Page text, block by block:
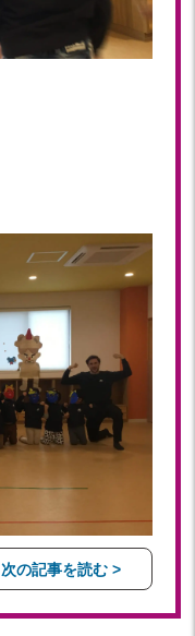
次の記事を読む >